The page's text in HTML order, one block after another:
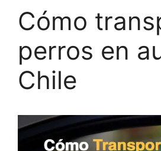
Cómo
perros en
Chile